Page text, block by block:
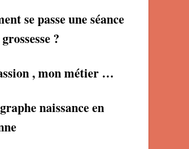
se passe une séance
?
, mon métier …
naissance en